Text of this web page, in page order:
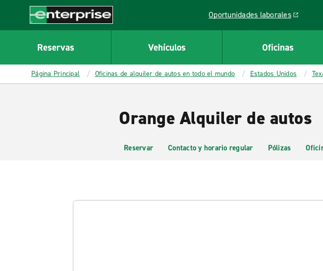
CONTENT
Enterprise
Oportunidades laborales
Link opens in a new window
Reservas Vehículos Oficinas
Página Principal Oficinas de alquiler de autos en todo el mundo Estados Unidos
Orange Alquiler de autos
Reservar Contacto y horario regular Pólizas